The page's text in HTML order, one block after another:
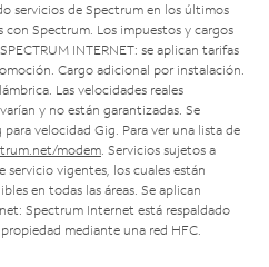
servicios de Spectrum en los últimos
Spectrum. Los impuestos y cargos
INTERNET: se aplican tarifas
Cargo adicional por instalación.
Las velocidades reales
y no están garantizadas. Se
velocidad Gig. Para ver una lista de
modem. Servicios sujetos a
vigentes, los cuales están
en todas las áreas. Se aplican
Spectrum Internet está respaldado
mediante una red HFC.